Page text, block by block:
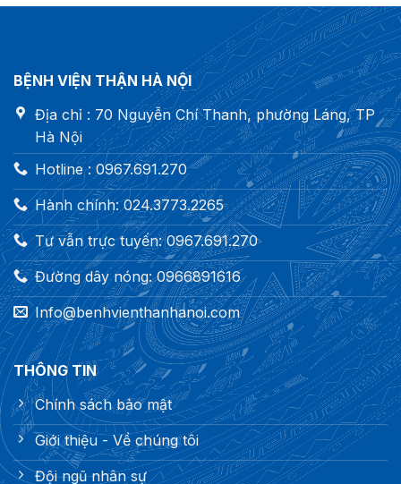
BỆNH VIỆN THẬN HÀ NỘI
Địa chỉ : 70 Nguyễn Chí Thanh, phường Láng, TP
Hà Nội
Hotline : 0967.691.270
Hành chính: 024.3773.2265
Tư vẫn trực tuyến: 0967.691.270
Đường dây nóng: 0966891616
Info@benhvienthanhanoi.com
THÔNG TIN
Chính sách bảo mật
Giới thiệu - Về chúng tôi
Đội ngũ nhân sự